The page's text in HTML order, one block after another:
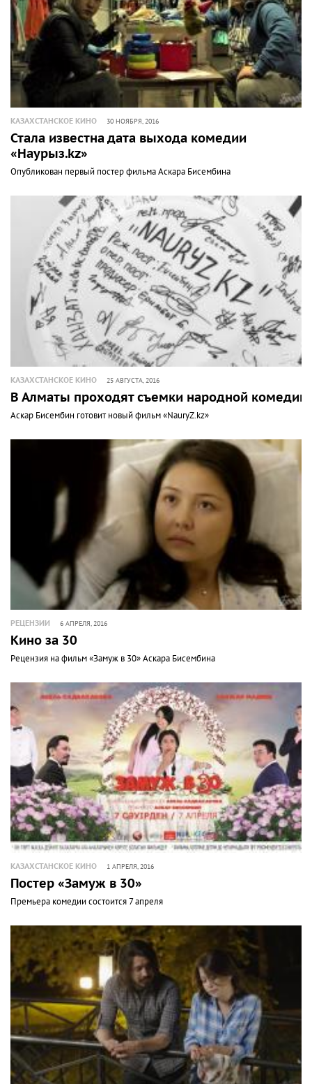
КАЗАХСТАНСКОЕ КИНО 30 НОЯБРЯ, 2016
Стала известна дата выхода комедии
«Наурыз.kz»
Опубликован первый постер фильма Аскара Бисембина
КАЗАХСТАНСКОЕ КИНО 25 АВГУСТА, 2016
В Алматы проходят съемки народной комедии
Аскар Бисембин готовит новый фильм «NauryZ.kz»
РЕЦЕНЗИИ 6 АПРЕЛЯ, 2016
Кино за 30
Рецензия на фильм «Замуж в 30» Аскара Бисембина
КАЗАХСТАНСКОЕ КИНО 1 АПРЕЛЯ, 2016
Постер «Замуж в 30»
Премьера комедии состоится 7 апреля